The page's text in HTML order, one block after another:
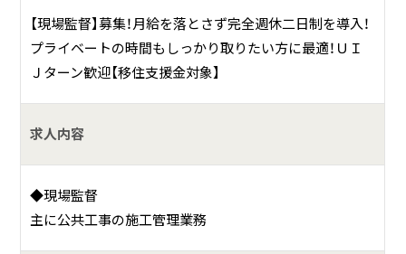
【現場監督】募集！月給を落とさず完全週休二日制を導入！
プライベートの時間もしっかり取りたい方に最適！ＵＩ
Ｊターン歓迎【移住支援金対象】
求人内容
◆現場監督
主に公共工事の施工管理業務